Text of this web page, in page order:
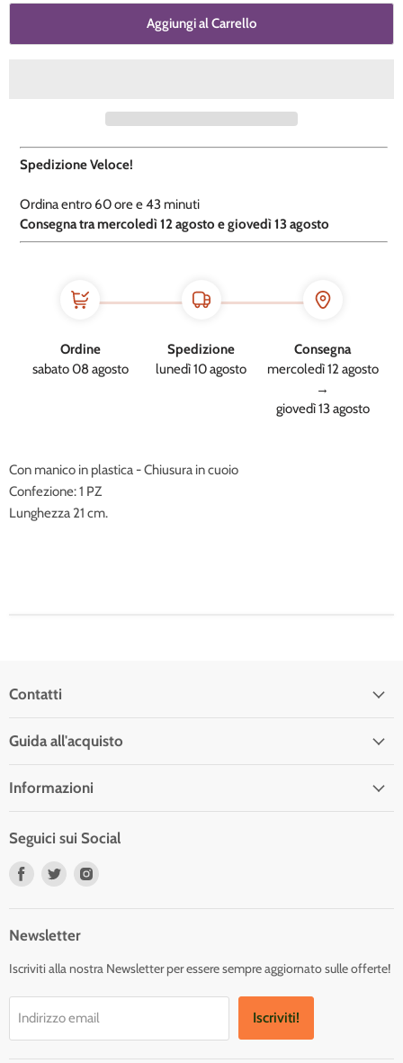
Aggiungi al Carrello
Spedizione Veloce!
Ordina entro 60 ore e43 minuti
​Consegna tra mercoledì 12 agosto e giovedì 13 agosto
Ordine
sabato 08 agosto
Spedizione
lunedì 10 agosto
Consegna
mercoledì 12 agosto
→
giovedì 13 agosto
Con manico in plastica - Chiusura in cuoio
Confezione: 1 PZ
Lunghezza 21 cm.
Contatti
Guida all'acquisto
Informazioni
Seguici sui Social
Trovaci
Trovaci
Newsletter
Iscriviti alla nostra Newsletter per essere sempre aggiornato sulle offerte!
Indirizzo email Iscriviti!